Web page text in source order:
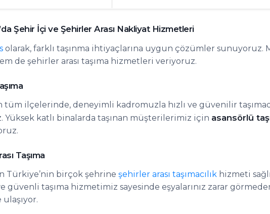
Şehir İçi ve Şehirler Arası Nakliyat Hizmetleri
olarak, farklı taşınma ihtiyaçlarına uygun çözümler sunuyoruz.
de şehirler arası taşıma hizmetleri veriyoruz.
tüm ilçelerinde, deneyimli kadromuzla hızlı ve güvenilir
Yüksek katlı binalarda taşınan müşterilerimiz için asansörlü
Taşıma
Türkiye’nin birçok şehrine şehirler arası taşımacılık hizmeti
güvenli taşıma hizmetimiz sayesinde eşyalarınız zarar